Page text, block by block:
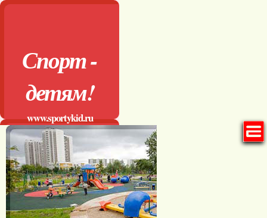
Спорт -
детям!
www.sportykid.ru